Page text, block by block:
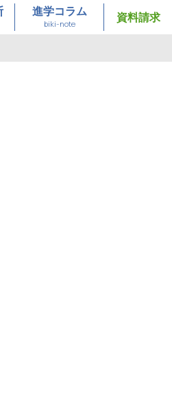
進学コラム
biki-note
資料請求